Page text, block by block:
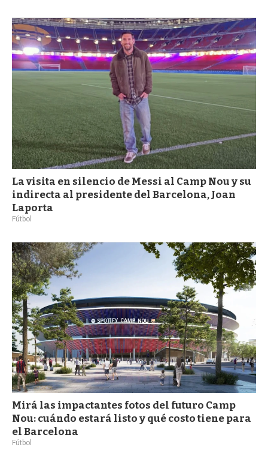
La visita en silencio de Messi al Camp Nou y su
indirecta al presidente del Barcelona, Joan
Laporta
Fútbol
Mirá las impactantes fotos del futuro Camp
Nou: cuándo estará listo y qué costo tiene para
el Barcelona
Fútbol